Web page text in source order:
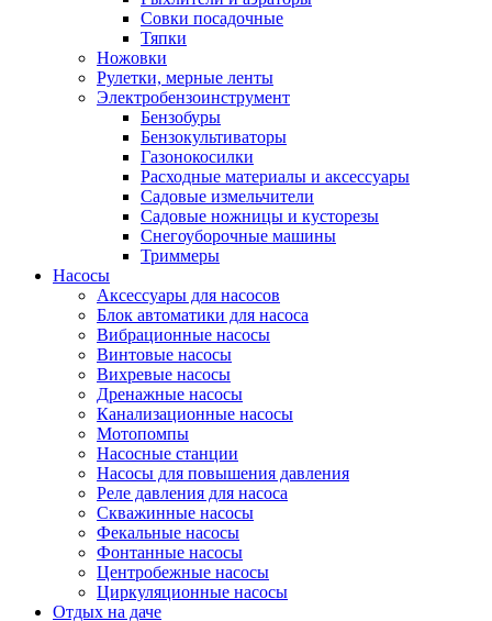
Совки посадочные
Тяпки
Ножовки
Рулетки, мерные ленты
Электробензоинструмент
Бензобуры
Бензокультиваторы
Газонокосилки
Расходные материалы и аксессуары
Садовые измельчители
Садовые ножницы и кусторезы
Снегоуборочные машины
Триммеры
Насосы
Аксессуары для насосов
Блок автоматики для насоса
Вибрационные насосы
Винтовые насосы
Вихревые насосы
Дренажные насосы
Канализационные насосы
Мотопомпы
Насосные станции
Насосы для повышения давления
Реле давления для насоса
Скважинные насосы
Фекальные насосы
Фонтанные насосы
Центробежные насосы
Циркуляционные насосы
Отдых на даче